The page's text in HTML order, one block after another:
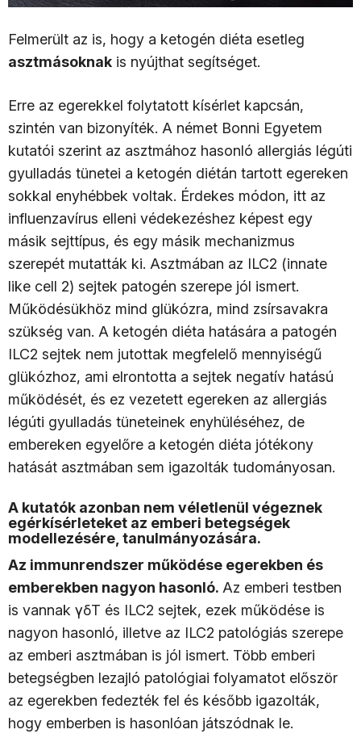
Felmerült az is, hogy a ketogén diéta esetleg
asztmásoknak is nyújthat segítséget.
Erre az egerekkel folytatott kísérlet kapcsán,
szintén van bizonyíték. A német Bonni Egyetem
kutatói szerint az asztmához hasonló allergiás légúti
gyulladás tünetei a ketogén diétán tartott egereken
sokkal enyhébbek voltak. Érdekes módon, itt az
influenzavírus elleni védekezéshez képest egy
másik sejttípus, és egy másik mechanizmus
szerepét mutatták ki. Asztmában az ILC2 (innate
like cell 2) sejtek patogén szerepe jól ismert.
Működésükhöz mind glükózra, mind zsírsavakra
szükség van. A ketogén diéta hatására a patogén
ILC2 sejtek nem jutottak megfelelő mennyiségű
glükózhoz, ami elrontotta a sejtek negatív hatású
működését, és ez vezetett egereken az allergiás
légúti gyulladás tüneteinek enyhüléséhez, de
embereken egyelőre a ketogén diéta jótékony
hatását asztmában sem igazolták tudományosan.
A kutatók azonban nem véletlenül végeznek
egérkísérleteket az emberi betegségek
modellezésére, tanulmányozására.
Az immunrendszer működése egerekben és
emberekben nagyon hasonló. Az emberi testben
is vannak γδT és ILC2 sejtek, ezek működése is
nagyon hasonló, illetve az ILC2 patológiás szerepe
az emberi asztmában is jól ismert. Több emberi
betegségben lezajló patológiai folyamatot először
az egerekben fedezték fel és később igazolták,
hogy emberben is hasonlóan játszódnak le.